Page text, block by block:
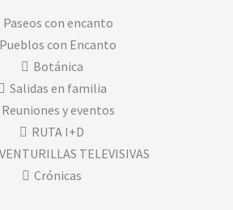
Paseos con encanto
Pueblos con Encanto
Botánica
Salidas en familia
Reuniones y eventos
RUTA I+D
TELEVISIVAS
Crónicas